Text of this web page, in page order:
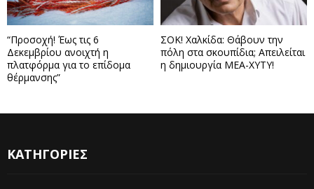
“Προσοχή! Έως τις 6
Δεκεμβρίου ανοιχτή η
πλατφόρμα για το επίδομα
θέρμανσης”
ΣΟΚ! Χαλκίδα: Θάβουν την
πόλη στα σκουπίδια; Απειλείται
η δημιουργία ΜΕΑ-ΧΥΤΥ!
ΚΑΤΗΓΟΡΙΕΣ